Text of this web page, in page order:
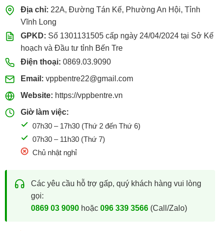
Địa chỉ: 22A, Đường Tán Kế, Phường An Hội, Tỉnh
Vĩnh Long
GPKD: Số 1301131505 cấp ngày 24/04/2024 tại Sở Kế
hoạch và Đầu tư tỉnh Bến Tre
Điện thoại: 0869.03.9090
Email: vppbentre22@gmail.com
Website: https://vppbentre.vn
Giờ làm việc:
07h30 – 17h30 (Thứ 2 đến Thứ 6)
07h30 – 11h30 (Thứ 7)
Chủ nhật nghỉ
Các yêu cầu hỗ trợ gấp, quý khách hàng vui lòng
gọi:
0869 03 9090hoặc 096 339 3566(Call/Zalo)